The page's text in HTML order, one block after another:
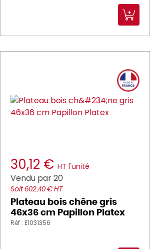
30,12 € HT l'unité
Vendu par 20
Soit 602,40 € HT
Plateau bois chêne gris
46x36 cm Papillon Platex
Réf : E1031356